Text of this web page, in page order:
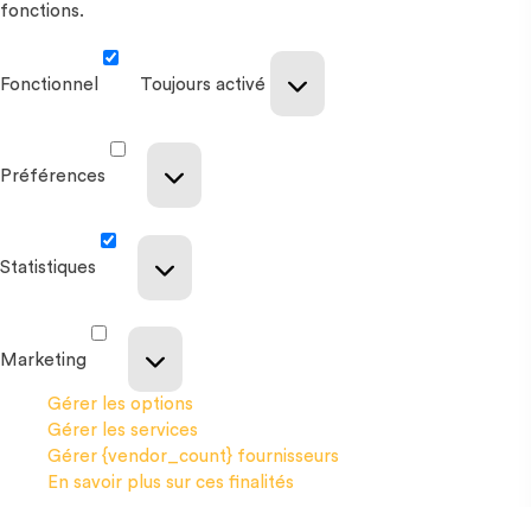
fonctions.
Fonctionnel Toujours activé
Préférences
Statistiques
Marketing
Gérer les options
Gérer les services
Gérer {vendor_count} fournisseurs
En savoir plus sur ces finalités